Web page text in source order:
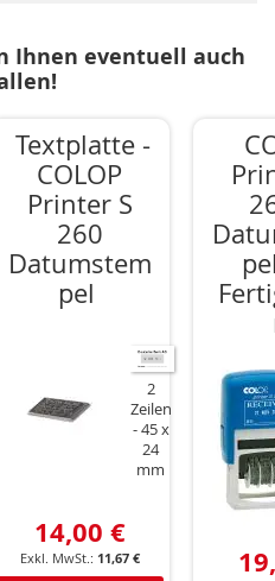
Ihnen eventuell auch
Textplatte -
COLOP
Printer S
260
Datumstem
pel
2
Zeilen
45 x
24
mm
14,00 €
11,67 €